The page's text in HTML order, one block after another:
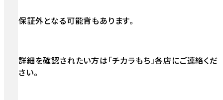
保証外となる可能背もあります。
詳細を確認されたい方は「チカラもち」各店にご連絡くだ
さい。